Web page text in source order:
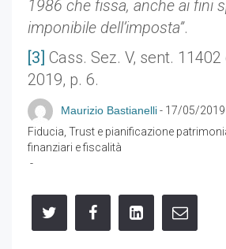
1986 che fissa, anche ai fini
imponibile dell’imposta”.
[3] Cass. Sez. V, sent.
2019, p. 6.
Maurizio Bastianelli- 17/05/2019
Fiducia, Trust e pianificazione
finanziari e fiscalità
-